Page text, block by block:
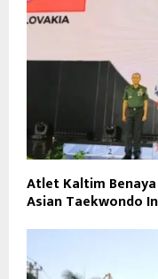
Atlet Kaltim
Asian Taekwondo